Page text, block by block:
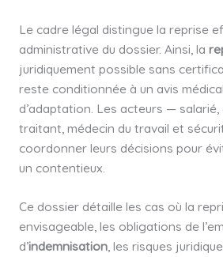
Le cadre légal distingue la reprise
administrative du dossier. Ainsi, la
juridiquement possible sans
reste conditionnée à un avis
d’adaptation. Les acteurs —
traitant, médecin du travail et
coordonner leurs décisions pour
un contentieux.
Ce dossier détaille les cas où la
envisageable, les obligations de
d’indemnisation, les risques